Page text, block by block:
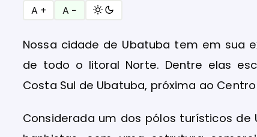
A + A −
Nossa cidade de Ubatuba tem em sua
de todo o litoral Norte. Dentre elas
Costa Sul de Ubatuba, próxima ao
Considerada um dos pólos turísticos